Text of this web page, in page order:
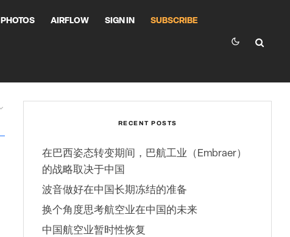
PHOTOS AIRFLOW SIGN IN SUBSCRIBE
RECENT POSTS
在巴西姿态转变期间，巴航工业（Embraer）
的战略取决于中国
波音做好在中国长期冻结的准备
换个角度思考航空业在中国的未来
中国航空业暂时性恢复